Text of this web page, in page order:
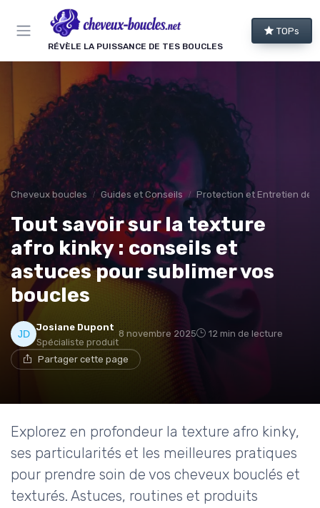
RÉVÈLE LA PUISSANCE DE TES BOUCLES
TOPs
Cheveux boucles Guides et Conseils Protection et Entretien des
Tout savoir sur la texture
afro kinky : conseils et
astuces pour sublimer vos
boucles
Josiane Dupont
Spécialiste produit
8 novembre 2025 12 min de lecture
Partager cette page
Explorez en profondeur la texture afro kinky,
ses particularités et les meilleures pratiques
pour prendre soin de vos cheveux bouclés et
texturés. Astuces, routines et produits
Panneau de gestion des cookies